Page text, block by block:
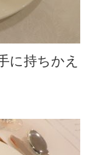
に持ちかえ